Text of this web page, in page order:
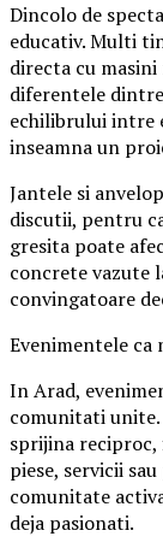
Dincolo de
educativ. Multi
directa cu
diferentele
echilibrului intre
inseamna un
Jantele si
discutii, pentru
gresita poate
concrete vazute
convingatoare
Evenimentele
In Arad,
comunitati unite.
sprijina reciproc,
piese, servicii
comunitate
deja pasionati.